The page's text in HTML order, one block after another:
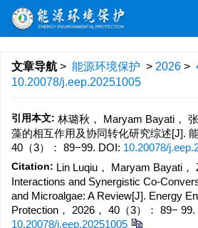
文章导航 > 能源环境保护 > 2026 >
10.20078/j.eep.20251005
引用本文: 林璐秋， Maryam Bayati，
藻的相互作用及协同转化研究综述[J].
40（3）： 89−99. DOI: 10.20078/
Citation: Lin Luqiu， Maryam Bayati，
Interactions and Synergistic Co-
and Microalgae: A Review[J]. Energy
Protection， 2026， 40（3）： 89− 99.
10.20078/j.eep.20251005